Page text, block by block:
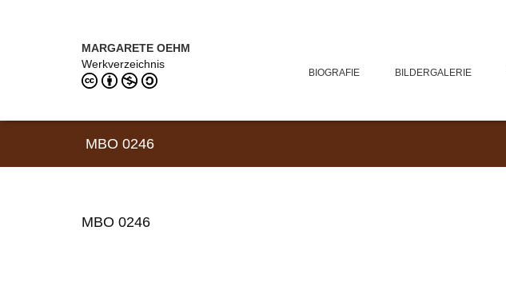
MARGARETE OEHM
Werkverzeichnis
BIOGRAFIE BILDERGALERIE
MBO 0246
MBO 0246